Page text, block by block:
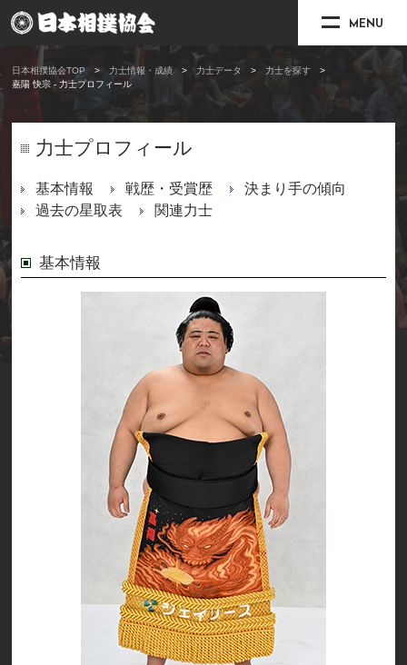
MENU
日本相撲協会TOP 力士情報・成績 力士データ
力士を探す
嘉陽 快宗 - 力士プロフィール
力士プロフィール
基本情報 戦歴・受賞歴
決まり手の傾向
過去の星取表
関連力士
基本情報